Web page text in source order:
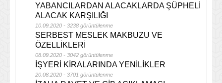
YABANCILARDAN ALACAKLARDA ŞÜPHELİ
ALACAK KARŞILIĞI
10.09.2020 - 3238 görüntülenme
SERBEST MESLEK MAKBUZU VE
ÖZELLİKLERİ
08.09.2020 - 3042 görüntülenme
İŞYERİ KİRALARINDA YENİLİKLER
20.08.2020 - 3701 görüntülenme